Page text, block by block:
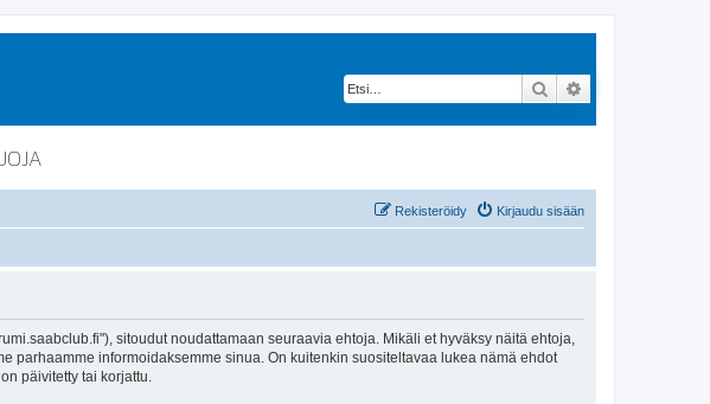
Etsi
Kirjaudu sisään
Rekisteröidy
sitoudut noudattamaan seuraavia ehtoja. Mikäli et hyväksy näitä ehtoja,
parhaamme informoidaksemme sinua. On kuitenkin suositeltavaa lukea nämä ehdot
päivitetty tai korjattu.